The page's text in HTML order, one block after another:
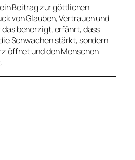
Beitrag zur göttlichen
von Glauben, Vertrauen und
beherzigt, erfährt, dass
Schwachen stärkt, sondern
öffnet und den Menschen